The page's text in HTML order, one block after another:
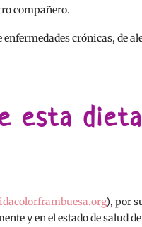
compañero.
crónicas, de
esta
), por
y en el estado de salud